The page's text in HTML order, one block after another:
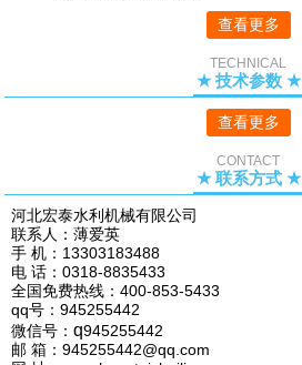
查看更多
TECHNICAL
★ 技术参数 ★
查看更多
CONTACT
★ 联系方式 ★
河北宏泰水利机械有限公司
联系人：薄爱英
手 机：13303183488
电 话：0318-8835433
全国免费热线：400-853-5433
qq号：945255442
微信号： q945255442
邮 箱：945255442@qq.com